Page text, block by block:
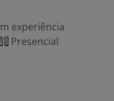
experiência
Presencial